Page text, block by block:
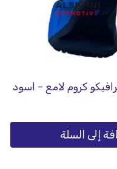
كروم لامع – اسود
إلى السلة